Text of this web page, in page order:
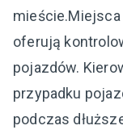
oferują
pojazdów.
przypadku
podczas